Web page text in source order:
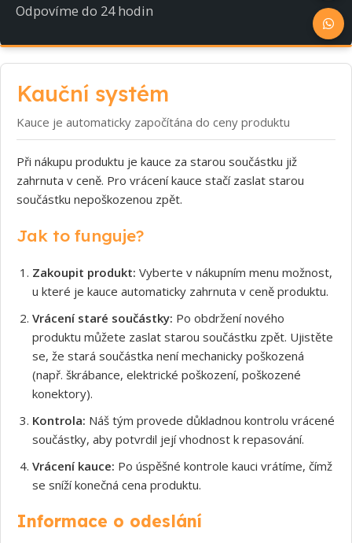
Odpovíme do 24 hodin
Kauční systém
Kauce je automaticky započítána do ceny produktu
Při nákupu produktu je kauce za starou součástku již
zahrnuta v ceně. Pro vrácení kauce stačí zaslat starou
součástku nepoškozenou zpět.
Jak to funguje?
Zakoupit produkt: Vyberte v nákupním menu možnost,
u které je kauce automaticky zahrnuta v ceně produktu.
Vrácení staré součástky: Po obdržení nového
produktu můžete zaslat starou součástku zpět. Ujistěte
se, že stará součástka není mechanicky poškozená
(např. škrábance, elektrické poškození, poškozené
konektory).
Kontrola: Náš tým provede důkladnou kontrolu vrácené
součástky, aby potvrdil její vhodnost k repasování.
Vrácení kauce: Po úspěšné kontrole kauci vrátíme, čímž
se sníží konečná cena produktu.
Informace o odeslání